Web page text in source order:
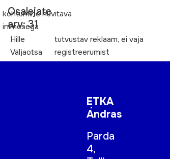
kohtumine huvitava
inimesega
Osalejate
arv: 31
Hille
Väljaotsa
tutvustav reklaam, ei vaja
registreerumist
ETKA
Andras
Parda
4,